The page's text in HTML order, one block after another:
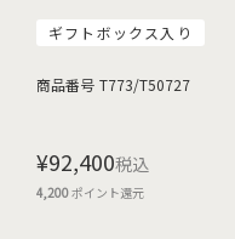
ギフトボックス入り
商品番号 T773/T50727
¥92,400税込
4,200ポイント還元